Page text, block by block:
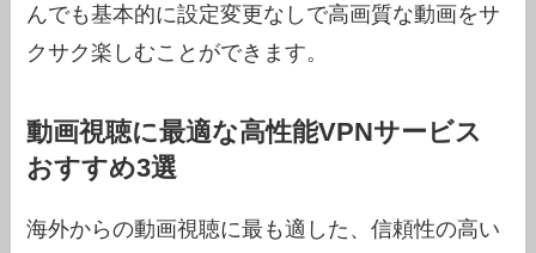
んでも基本的に設定変更なしで高画質な動画をサ
クサク楽しむことができます。
動画視聴に最適な高性能VPNサービス
おすすめ3選
海外からの動画視聴に最も適した、信頼性の高い